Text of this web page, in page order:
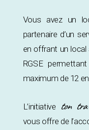
Vous avez un
partenaire d’un
en offrant un local
RGSE
maximum de 12
L’initiative ton
vous offre de